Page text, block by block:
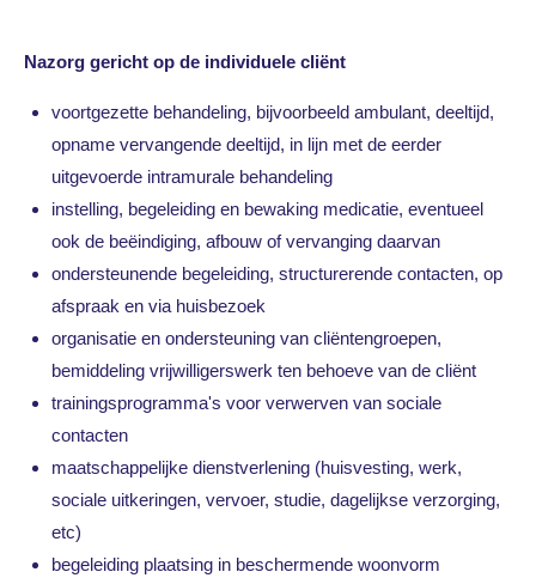
Nazorg gericht op de individuele cliënt
voortgezette behandeling, bijvoorbeeld ambulant, deeltijd,
opname vervangende deeltijd, in lijn met de eerder
uitgevoerde intramurale behandeling
instelling, begeleiding en bewaking medicatie, eventueel
ook de beëindiging, afbouw of vervanging daarvan
ondersteunende begeleiding, structurerende contacten, op
afspraak en via huisbezoek
organisatie en ondersteuning van cliëntengroepen,
bemiddeling vrijwilligerswerk ten behoeve van de cliënt
trainingsprogramma's voor verwerven van sociale
contacten
maatschappelijke dienstverlening (huisvesting, werk,
sociale uitkeringen, vervoer, studie, dagelijkse verzorging,
etc)
begeleiding plaatsing in beschermende woonvorm